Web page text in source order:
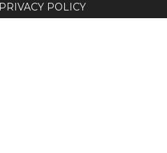
PRIVACY POLICY